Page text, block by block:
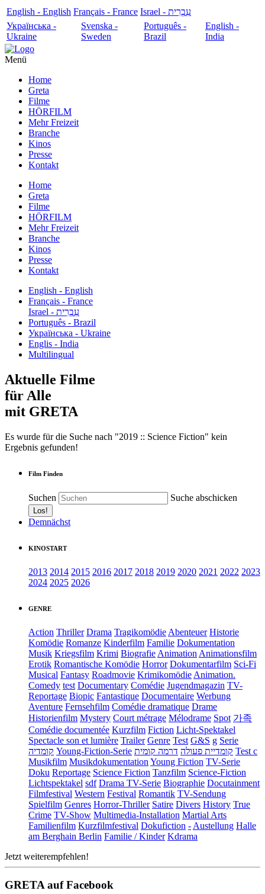
English - English Français - France
עִבְרִית - Israel
Українська -
Ukraine
Svenska -
Sweden
Português -
Brazil
English -
India
Menü
Home
Greta
Filme
HÖRFILM
Mehr Freizeit
Branche
Kinos
Presse
Kontakt
Home
Greta
Filme
HÖRFILM
Mehr Freizeit
Branche
Kinos
Presse
Kontakt
English - English
Français - France
עִבְרִית - Israel
Português - Brazil
Українська - Ukraine
Englis - India
Multilingual
Aktuelle Filme
für Alle
mit GRETA
Es wurde für die Suche nach "2019 :: Science Fiction" kein
Ergebnis gefunden!
Film Finden
Suchen Suche abschicken
Demnächst
KINOSTART
2013 2014 2015 2016 2017 2018 2019 2020 2021 2022 2023
2024 2025 2026
GENRE
Action Thriller Drama Tragikomödie Abenteuer Historie
Komödie Romanze Kinderfilm Familie Dokumentation
Musik Kriegsfilm Krimi Biografie Animation Animationsfilm
Erotik Romantische Komödie Horror Dokumentarfilm Sci-Fi
Musical Fantasy Roadmovie Krimikomödie Animation.
Comedy test Documentary Comédie Jugendmagazin TV-
Reportage Biopic Fantastique Documentaire Werbung
Aventure Fernsehfilm Comédie dramatique Drame
Historienfilm Mystery Court métrage Mélodrame Spot 가족
Comédie documentée Kurzfilm Fiction Licht-Spektakel
Spectacle son et lumière Trailer Genre Test G&S g Serie
קומדיה Young-Fiction-Serie קומדיית פעולה דרמה קומית
Test c
Musikfilm Musikdokumentation Young Fiction TV-Serie
Doku Reportage Science Fiction Tanzfilm Science-Fiction
Lichtspektakel sdf Drama TV-Serie Biographie Docutainment
Filmfestival Western Festival Romantik TV-Sendung
Spielfilm Genres Horror-Thriller Satire Divers History True
Crime TV-Show Multimedia-Installation Martial Arts
Familienfilm Kurzfilmfestival Dokufiction - Austellung Halle
am Berghain Berlin Familie / Kinder Kdrama
Jetzt weiterempfehlen!
GRETA auf Facebook